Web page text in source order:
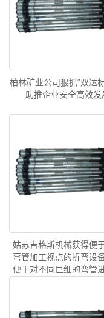
柏林矿业公司狠抓“双达
助推企业安全高效发
姑苏吉格斯机械获得便
弯管加工视点的折弯设
便于对不同巨细的弯管